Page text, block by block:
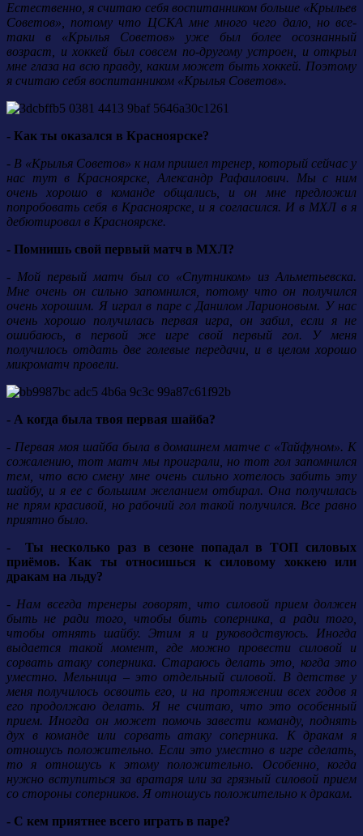
Естественно, я считаю себя воспитанником больше «Крыльев
Советов», потому что ЦСКА мне много чего дало, но все-
таки в «Крылья Советов» уже был более осознанный
возраст, и хоккей был совсем по-другому устроен, и открыл
мне глаза на всю правду, каким может быть хоккей. Поэтому
я считаю себя воспитанником «Крылья Советов».
- Как ты оказался в Красноярске?
- В «Крылья Советов» к нам пришел тренер, который сейчас у
нас тут в Красноярске, Александр Рафаилович. Мы с ним
очень хорошо в команде общались, и он мне предложил
попробовать себя в Красноярске, и я согласился. И в МХЛ в я
дебютировал в Красноярске.
- Помнишь свой первый матч в МХЛ?
- Мой первый матч был со «Спутником» из Альметьевска.
Мне очень он сильно запомнился, потому что он получился
очень хорошим. Я играл в паре с Данилом Ларионовым. У нас
очень хорошо получилась первая игра, он забил, если я не
ошибаюсь, в первой же игре свой первый гол. У меня
получилось отдать две голевые передачи, и в целом хорошо
микроматч провели.
- А когда была твоя первая шайба?
- Первая моя шайба была в домашнем матче с «Тайфуном». К
сожалению, тот матч мы проиграли, но тот гол запомнился
тем, что всю смену мне очень сильно хотелось забить эту
шайбу, и я ее с большим желанием отбирал. Она получилась
не прям красивой, но рабочий гол такой получился. Все равно
приятно было.
- Ты несколько раз в сезоне попадал в ТОП силовых
приёмов. Как ты относишься к силовому хоккею или
дракам на льду?
- Нам всегда тренеры говорят, что силовой прием должен
быть не ради того, чтобы бить соперника, а ради того,
чтобы отнять шайбу. Этим я и руководствуюсь. Иногда
выдается такой момент, где можно провести силовой и
сорвать атаку соперника. Стараюсь делать это, когда это
уместно. Мельница – это отдельный силовой. В детстве у
меня получилось освоить его, и на протяжении всех годов я
его продолжаю делать. Я не считаю, что это особенный
прием. Иногда он может помочь завести команду, поднять
дух в команде или сорвать атаку соперника. К дракам я
отношусь положительно. Если это уместно в игре сделать,
то я отношусь к этому положительно. Особенно, когда
нужно вступиться за вратаря или за грязный силовой прием
со стороны соперников. Я отношусь положительно к дракам.
- С кем приятнее всего играть в паре?